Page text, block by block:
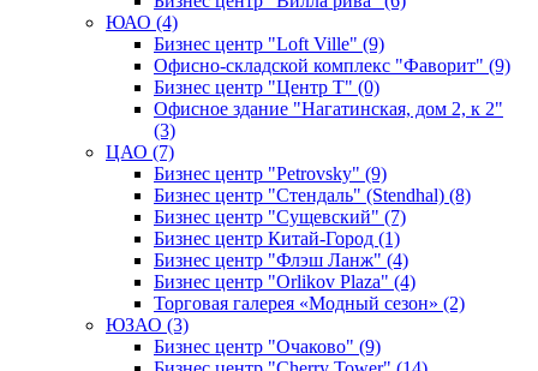
ЮАО (4)
Бизнес центр "Loft Ville" (9)
Офисно-складской комплекс "Фаворит" (9)
Бизнес центр "Центр Т" (0)
Офисное здание "Нагатинская, дом 2, к 2"
(3)
ЦАО (7)
Бизнес центр "Petrovsky" (9)
Бизнес центр "Стендаль" (Stendhal) (8)
Бизнес центр "Сущевский" (7)
Бизнес центр Китай-Город (1)
Бизнес центр "Флэш Ланж" (4)
Бизнес центр "Orlikov Plaza" (4)
Торговая галерея «Модный сезон» (2)
ЮЗАО (3)
Бизнес центр "Очаково" (9)